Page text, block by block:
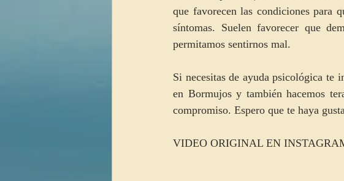
que favorecen las condiciones para
síntomas. Suelen favorecer que
permitamos sentirnos mal.
Si necesitas de ayuda psicológica te
en Bormujos y también hacemos
compromiso. Espero que te haya
VIDEO ORIGINAL EN